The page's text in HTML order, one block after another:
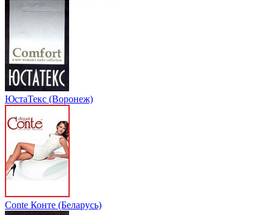
ЮстаТекс (Воронеж)
Conte Конте (Беларусь)